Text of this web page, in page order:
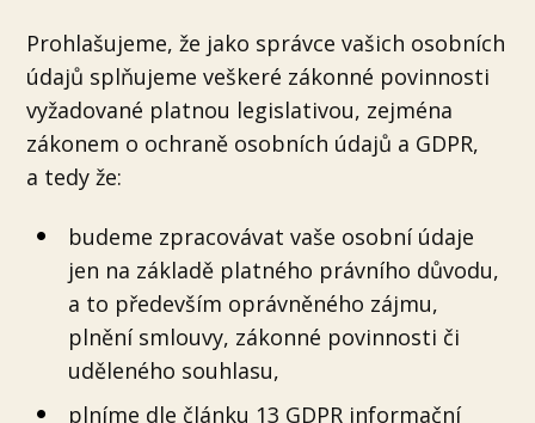
Prohlašujeme, že jako správce vašich osobních
údajů splňujeme veškeré zákonné povinnosti
vyžadované platnou legislativou, zejména
zákonem o ochraně osobních údajů a GDPR,
a tedy že:
budeme zpracovávat vaše osobní údaje
jen na základě platného právního důvodu,
a to především oprávněného zájmu,
plnění smlouvy, zákonné povinnosti či
uděleného souhlasu,
plníme dle článku 13 GDPR informační